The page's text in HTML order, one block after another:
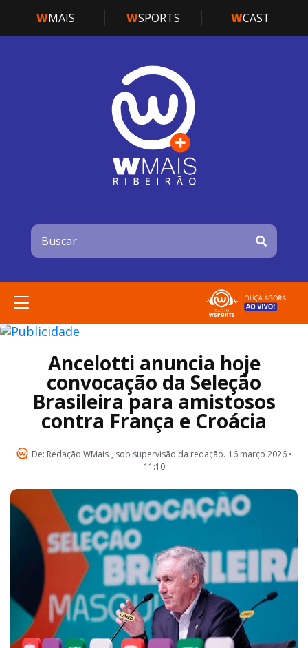
WMAIS WSPORTS WCAST
Ancelotti anuncia hoje
convocação da Seleção
Brasileira para amistosos
contra França e Croácia
De: Redação WMais , sob supervisão da redação. 16 março 2026 •
11:10